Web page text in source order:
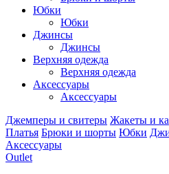
Юбки
Юбки
Джинсы
Джинсы
Верхняя одежда
Верхняя одежда
Аксессуары
Аксессуары
Джемперы и свитеры Жакеты и
Платья Брюки и шорты Юбки
Аксессуары
Outlet